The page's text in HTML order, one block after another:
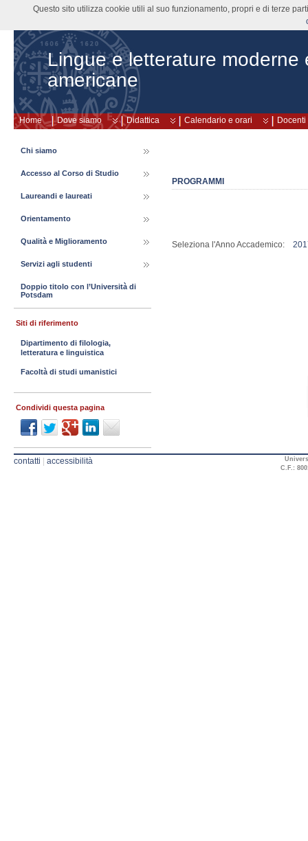
Lingue e letterature moderne
americane
Home Dove siamo Didattica Calendario e orari Docenti
PROGRAMMI
Seleziona l'Anno Accademico:
Chi siamo
Accesso al Corso di Studio
Laureandi e laureati
Orientamento
Qualità e Miglioramento
Servizi agli studenti
Doppio titolo con l’Università di
Potsdam
Siti di riferimento
Dipartimento di filologia,
letteratura e linguistica
Facoltà di studi umanistici
Condividi questa pagina
contatti accessibilità
C.F.:
Questo sito utilizza cookie utili al suo funzionamento, propri e di terze